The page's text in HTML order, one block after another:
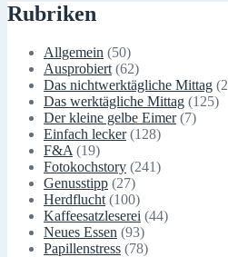
Rubriken
Allgemein (50)
Ausprobiert (62)
Das nichtwerktägliche Mittag
Das werktägliche Mittag (125)
Der kleine gelbe Eimer(7)
Einfach lecker(128)
F&A (19)
Fotokochstory (241)
Genusstipp (27)
Herdflucht (100)
Kaffeesatzleserei (44)
Neues Essen (93)
Papillenstress (78)